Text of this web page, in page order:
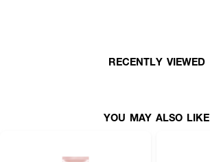
RECENTLY VIEWED
YOU MAY ALSO LIKE